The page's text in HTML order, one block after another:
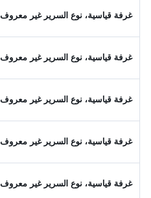
غرفة قياسية، نوع السرير غير معروف
غرفة قياسية، نوع السرير غير معروف
غرفة قياسية، نوع السرير غير معروف
غرفة قياسية، نوع السرير غير معروف
غرفة قياسية، نوع السرير غير معروف